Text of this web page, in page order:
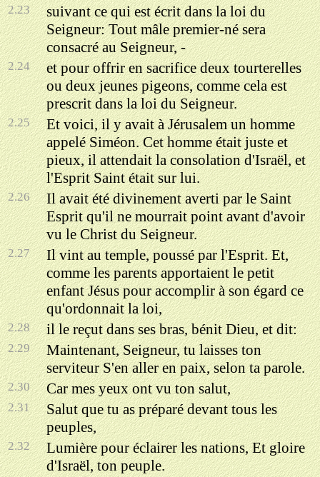
2.23
suivant ce qui est écrit dans la loi du
Seigneur: Tout mâle premier-né sera
consacré au Seigneur, -
2.24
et pour offrir en sacrifice deux tourterelles
ou deux jeunes pigeons, comme cela est
prescrit dans la loi du Seigneur.
2.25
Et voici, il y avait à Jérusalem un homme
appelé Siméon. Cet homme était juste et
pieux, il attendait la consolation d'Israël, et
l'Esprit Saint était sur lui.
2.26
Il avait été divinement averti par le Saint
Esprit qu'il ne mourrait point avant d'avoir
vu le Christ du Seigneur.
2.27
Il vint au temple, poussé par l'Esprit. Et,
comme les parents apportaient le petit
enfant Jésus pour accomplir à son égard ce
qu'ordonnait la loi,
2.28 il le reçut dans ses bras, bénit Dieu, et dit:
2.29
Maintenant, Seigneur, tu laisses ton
serviteur S'en aller en paix, selon ta parole.
2.30 Car mes yeux ont vu ton salut,
2.31
Salut que tu as préparé devant tous les
peuples,
2.32
Lumière pour éclairer les nations, Et gloire
d'Israël, ton peuple.